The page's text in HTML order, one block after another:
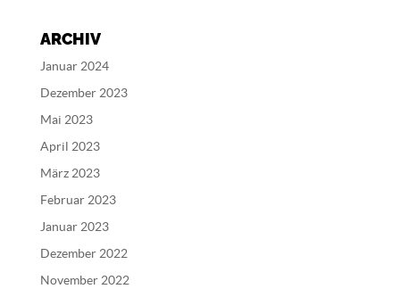
r
n
i
v
ARCHIV
Januar 2024
Dezember 2023
Mai 2023
April 2023
März 2023
Februar 2023
Januar 2023
Dezember 2022
November 2022